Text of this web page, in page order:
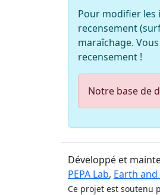
Pour modifier les
recensement
maraîchage.
recensement !
Notre base de
Développé et
PEPA Lab, Earth
Ce projet est soutenu